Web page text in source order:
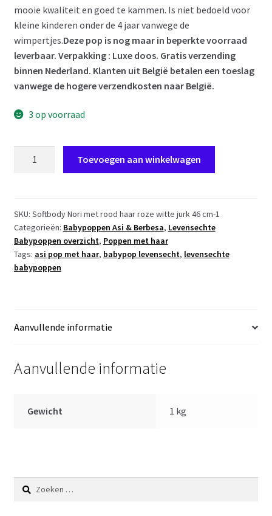
mooie kwaliteit en goed te kammen. Is niet bedoeld voor
kleine kinderen onder de 4 jaar vanwege de
wimpertjes.Deze pop is nog maar in beperkte voorraad
leverbaar. Verpakking : Luxe doos. Gratis verzending
binnen Nederland. Klanten uit België betalen een toeslag
vanwege de hogere verzendkosten naar België.
3 op voorraad
pop
Nori
met
rood
haar
jurk
cm
Toevoegen aan winkelwagen
SKU: Softbody Nori met rood haar roze witte jurk 46 cm-1
Categorieën: Babypoppen Asi & Berbesa, Levensechte
Babypoppen overzicht, Poppen met haar
Tags: asi pop met haar, babypop levensecht, levensechte
babypoppen
Aanvullende informatie
Aanvullende informatie
Gewicht 1 kg
Zoeken
naar: